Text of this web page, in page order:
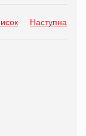
Наступна